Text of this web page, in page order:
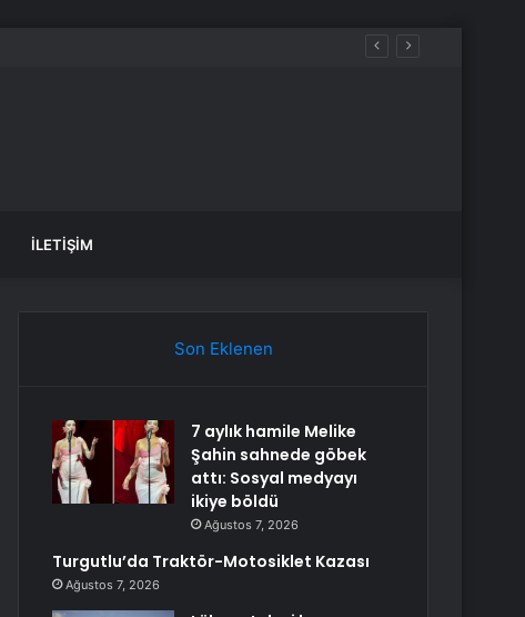
İLETIŞIM
Son Eklenen
7 aylık hamile Melike
Şahin sahnede göbek
attı: Sosyal medyayı
ikiye böldü
Ağustos 7, 2026
Turgutlu’da Traktör-Motosiklet Kazası
Ağustos 7, 2026